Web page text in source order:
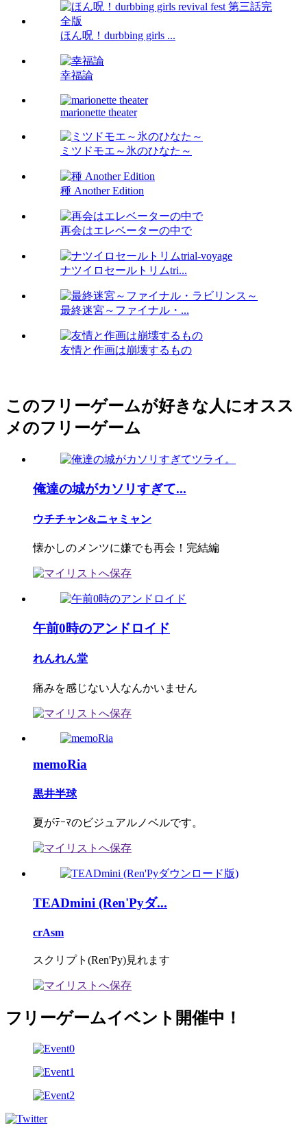
ほん呪！durbbing girls ...
幸福論
marionette theater
ミツドモエ～氷のひなた～
種 Another Edition
再会はエレベーターの中で
ナツイロセールトリムtri...
最終迷宮～ファイナル・...
友情と作画は崩壊するもの
このフリーゲームが好きな人にオスス
メのフリーゲーム
俺達の城がカソリすぎて...
ウチチャン&ニャミャン
懐かしのメンツに嫌でも再会！完結編
午前0時のアンドロイド
れんれん堂
痛みを感じない人なんかいません
memoRia
黒井半球
夏がﾃｰﾏのビジュアルノベルです。
TEADmini (Ren'Pyダ...
crAsm
スクリプト(Ren'Py)見れます
フリーゲームイベント開催中！